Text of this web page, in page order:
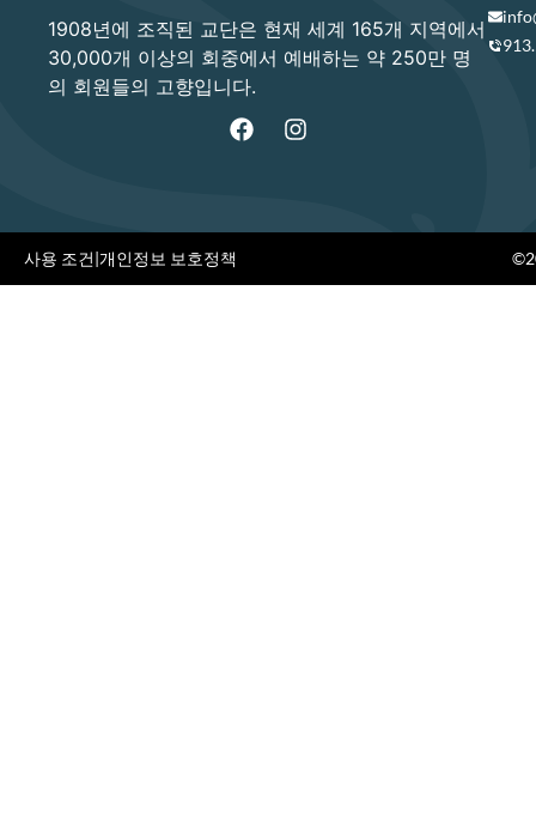
1908년에 조직된 교단은 현재 세계 165개 지역에서
30,000개 이상의 회중에서 예배하는 약 250만 명
의 회원들의 고향입니다.
사용 조건|개인정보 보호정책